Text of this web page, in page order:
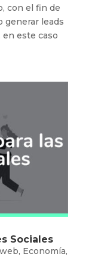
con el fin de
generar leads
en este caso
Sociales
, Economía,